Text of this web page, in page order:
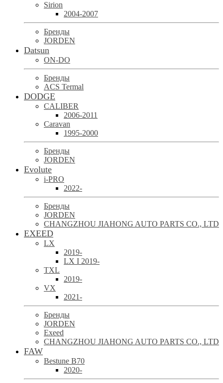
Sirion
2004-2007
Бренды
JORDEN
Datsun
ON-DO
Бренды
ACS Termal
DODGE
CALIBER
2006-2011
Caravan
1995-2000
Бренды
JORDEN
Evolute
i-PRO
2022-
Бренды
JORDEN
CHANGZHOU JIAHONG AUTO PARTS CO., LTD
EXEED
LX
2019-
LX I 2019-
TXL
2019-
VX
2021-
Бренды
JORDEN
Exeed
CHANGZHOU JIAHONG AUTO PARTS CO., LTD
FAW
Bestune B70
2020-